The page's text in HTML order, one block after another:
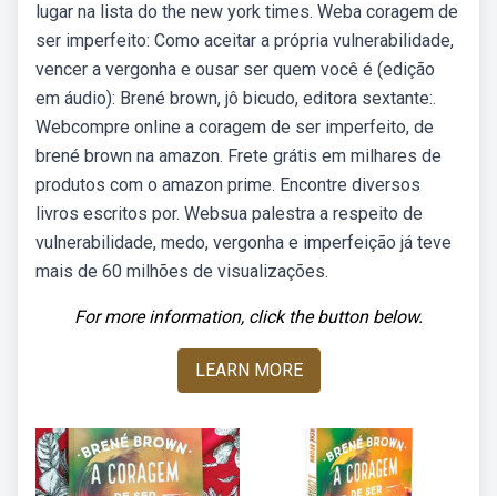
lugar na lista do the new york times. Weba coragem de
ser imperfeito: Como aceitar a própria vulnerabilidade,
vencer a vergonha e ousar ser quem você é (edição
em áudio): Brené brown, jô bicudo, editora sextante:.
Webcompre online a coragem de ser imperfeito, de
brené brown na amazon. Frete grátis em milhares de
produtos com o amazon prime. Encontre diversos
livros escritos por. Websua palestra a respeito de
vulnerabilidade, medo, vergonha e imperfeição já teve
mais de 60 milhões de visualizações.
For more information, click the button below.
LEARN MORE